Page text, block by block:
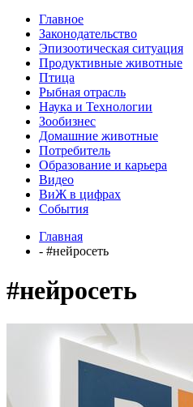
Главное
Законодательство
Эпизоотическая ситуация
Продуктивные животные
Птица
Рыбная отрасль
Наука и Технологии
Зообизнес
Домашние животные
Потребитель
Образование и карьера
Видео
ВиЖ в цифрах
События
Главная
- #нейросеть
#нейросеть